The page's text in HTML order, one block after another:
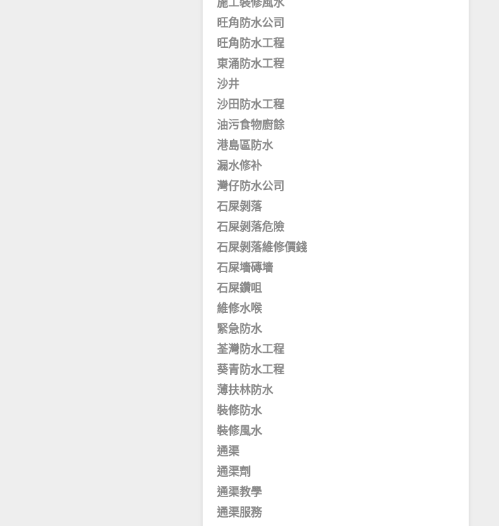
施工裝修風水
旺角防水公司
旺角防水工程
東涌防水工程
沙井
沙田防水工程
油污食物廚餘
港島區防水
漏水修补
灣仔防水公司
石屎剝落
石屎剝落危險
石屎剝落維修價錢
石屎墻磚墻
石屎鑽咀
維修水喉
緊急防水
荃灣防水工程
葵青防水工程
薄扶林防水
裝修防水
裝修風水
通渠
通渠劑
通渠教學
通渠服務